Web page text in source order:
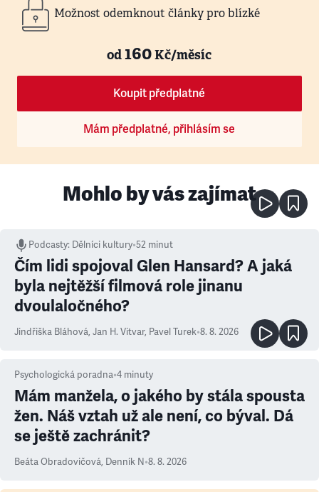
Možnost odemknout články pro blízké
od160Kč/měsíc
Koupit předplatné
Mám předplatné, přihlásím se
Mohlo by vás zajímat
Podcasty: Dělníci kultury•52 minut
Čím lidi spojoval Glen Hansard? A jaká
byla nejtěžší filmová role jinanu
dvoulaločného?
Jindřiška Bláhová, Jan H. Vitvar, Pavel Turek•8. 8. 2026
Psychologická poradna•4 minuty
Mám manžela, o jakého by stála spousta
žen. Náš vztah už ale není, co býval. Dá
se ještě zachránit?
Beáta Obradovičová, Denník N•8. 8. 2026